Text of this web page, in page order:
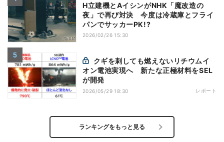
H立建機とAイシンがNHK「魔改造の
夜」で再び対決 今度は冷蔵庫とフライ
パンでサッカーPK!?
2026/02/26 15:30
オン電池実現へ 新たな正極材料をSEL
が開発
2026/05/29 18:30 レポート
ランキングをもっと見る